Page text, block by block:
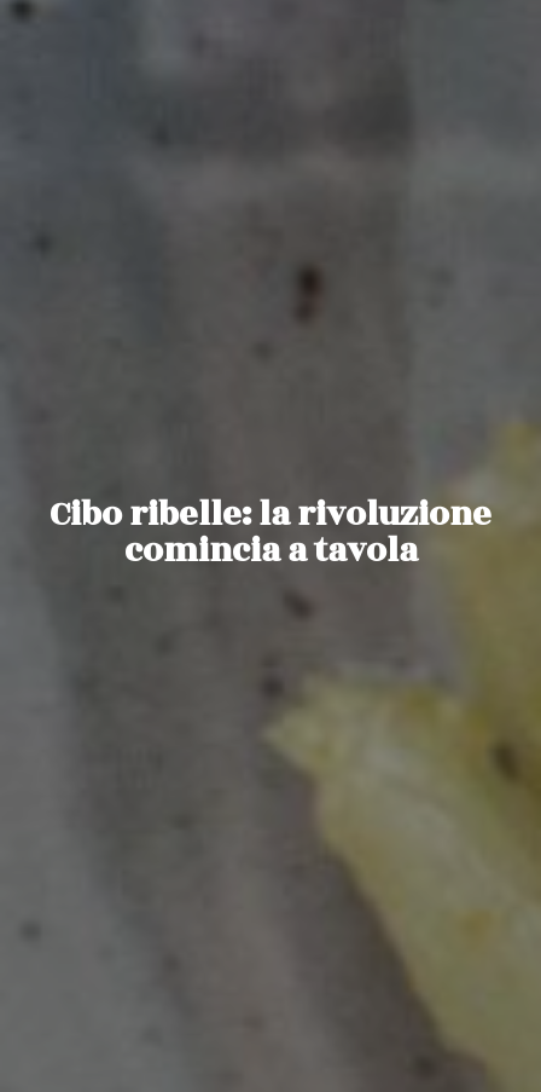
Cibo ribelle: la rivoluzione
comincia a tavola